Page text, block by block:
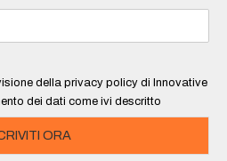
della privacy policy di Innovative
dei dati come ivi descritto
ORA